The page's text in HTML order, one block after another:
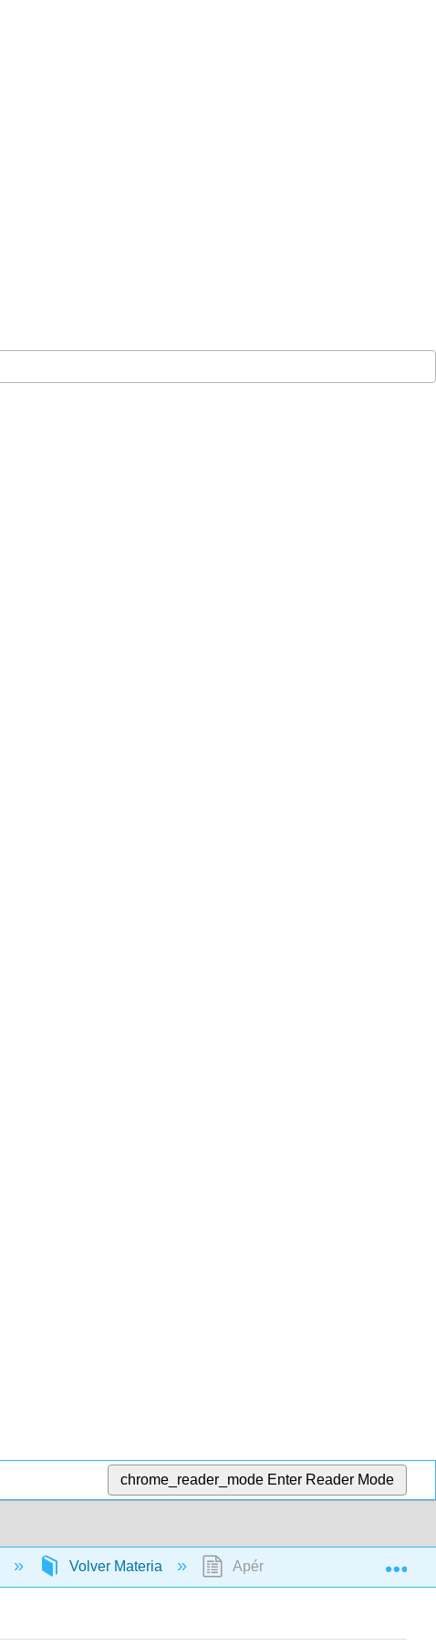
chrome_reader_mode Enter Reader Mode
Volver Materia Apéndice B- Referencias